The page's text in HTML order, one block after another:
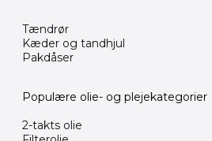
Tændrør
Kæder og tandhjul
Pakdåser
Populære olie- og plejekategorier
2-takts olie